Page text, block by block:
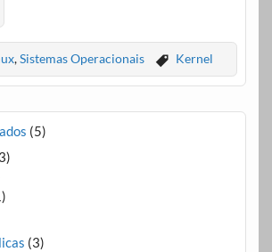
,Sistemas Operacionais Kernel
(5)
(3)